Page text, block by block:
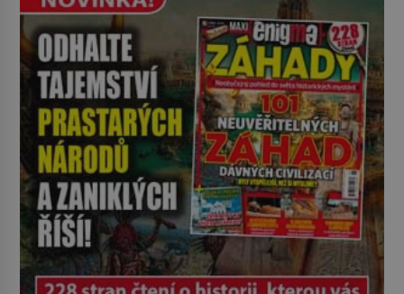
Konerak Sinthasomphone. Když ho
zastaví policejní hlídka, ochable jí
nadiktuje adresu „jeho kamaráda“.
Strážníci ho dopraví zpět do
udaného bytu. Oním „kamarádem“
je ovšem jeden z nejslavnějších
vrahů, Jeffrey Dahmer (1960–1994).
Je 27. května 1991. […]